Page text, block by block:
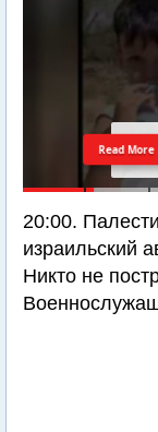
Read More
20:00.
израильский
Никто не